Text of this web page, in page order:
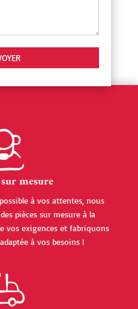
mesure
à vos attentes, nous
pièces sur mesure à la
vos exigences et fabriquons
à vos besoins !